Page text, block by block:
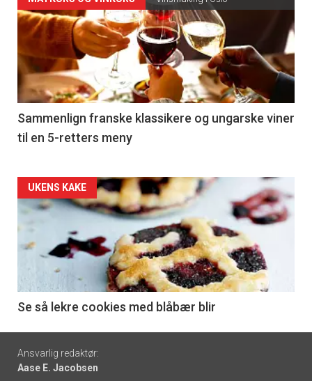
akkurat
nå
-
5
Sammenlign franske klassikere og ungarske viner
til en 5-retters meny
Forsiden
akkurat
nå
6
UKENS KAKE
Se så lekre cookies med blåbær blir
Footer
-
Ansvarlig redaktør:
Aase E. Jacobsen